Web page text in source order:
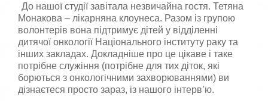
ц
і
н
к
у
До нашої студії завітала незвичайна гостя. Тетяна
Монакова – лікарняна клоунеса. Разом із групою
волонтерів вона підтримує дітей у відділенні
дитячої онкології Національного інституту раку та
інших закладах. Докладніше про це цікаве і таке
потрібне служіння (потрібне для тих діток, які
борються з онкологічними захворюваннями) ви
дізнаєтеся просто зараз, із нашого інтерв’ю.